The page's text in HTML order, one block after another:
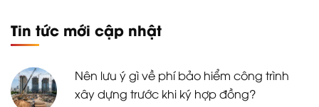
Tin tức mới cập nhật
Nên lưu ý gì về phí bảo hiểm công trình
xây dựng trước khi ký hợp đồng?